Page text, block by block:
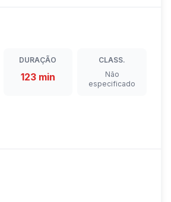
DURAÇÃO
123 min
CLASS.
Não
especificado